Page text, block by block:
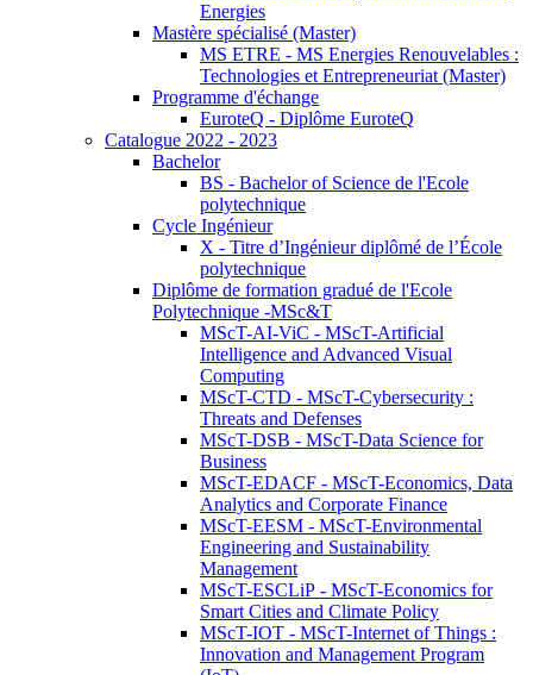
Energies
Mastère spécialisé (Master)
MS ETRE - MS Energies Renouvelables :
Technologies et Entrepreneuriat (Master)
Programme d'échange
EuroteQ - Diplôme EuroteQ
Catalogue 2022 - 2023
Bachelor
BS - Bachelor of Science de l'Ecole
polytechnique
Cycle Ingénieur
X - Titre d’Ingénieur diplômé de l’École
polytechnique
Diplôme de formation gradué de l'Ecole
Polytechnique -MSc&T
MScT-AI-ViC - MScT-Artificial
Intelligence and Advanced Visual
Computing
MScT-CTD - MScT-Cybersecurity :
Threats and Defenses
MScT-DSB - MScT-Data Science for
Business
MScT-EDACF - MScT-Economics, Data
Analytics and Corporate Finance
MScT-EESM - MScT-Environmental
Engineering and Sustainability
Management
MScT-ESCLiP - MScT-Economics for
Smart Cities and Climate Policy
MScT-IOT - MScT-Internet of Things :
Innovation and Management Program